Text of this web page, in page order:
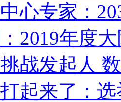
心专家：
2019年度
战发起人
起来了：